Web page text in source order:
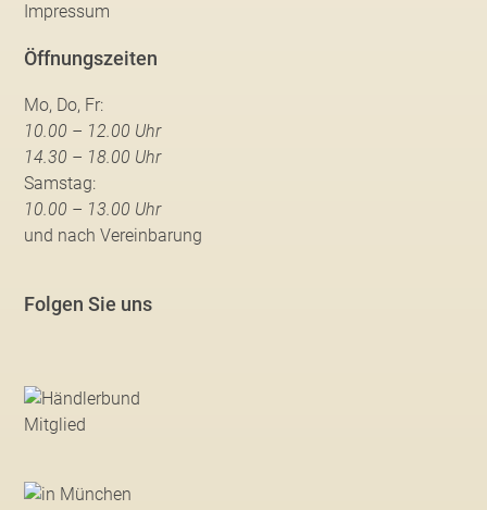
Impressum
Öffnungszeiten
Mo, Do, Fr:
10.00 – 12.00 Uhr
14.30 – 18.00 Uhr
Samstag:
10.00 – 13.00 Uhr
und nach Vereinbarung
Folgen Sie uns